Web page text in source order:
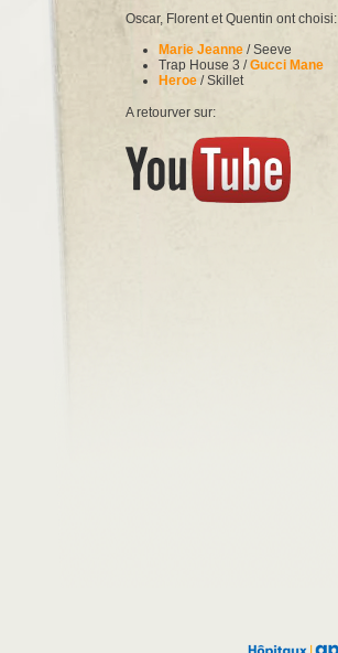
Oscar, Florent et Quentin ont choisi:
Marie Jeanne / Seeve
Trap House 3 /Gucci Mane
Heroe / Skillet
A retourver sur: